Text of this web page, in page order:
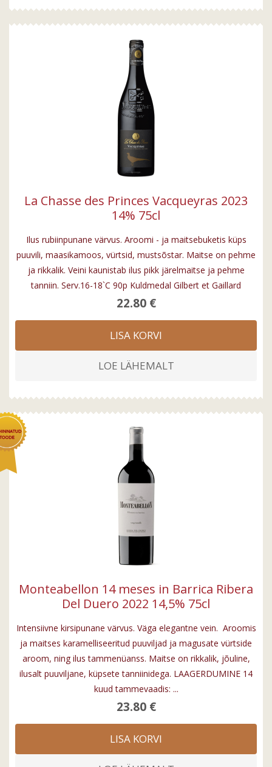
La Chasse des Princes Vacqueyras 2023
14% 75cl
Ilus rubiinpunane värvus. Aroomi - ja maitsebuketis küps
puuvili, maasikamoos, vürtsid, mustsõstar. Maitse on pehme
ja rikkalik. Veini kaunistab ilus pikk järelmaitse ja pehme
tanniin. Serv.16-18`C 90p Kuldmedal Gilbert et Gaillard
22.80 €
LISA KORVI
LOE LÄHEMALT
Monteabellon 14 meses in Barrica Ribera
Del Duero 2022 14,5% 75cl
Intensiivne kirsipunane värvus. Väga elegantne vein. Aroomis
ja maitses karamelliseeritud puuviljad ja magusate vürtside
aroom, ning ilus tammenüanss. Maitse on rikkalik, jõuline,
ilusalt puuviljane, küpsete tanniinidega. LAAGERDUMINE 14
kuud tammevaadis: ...
23.80 €
LISA KORVI